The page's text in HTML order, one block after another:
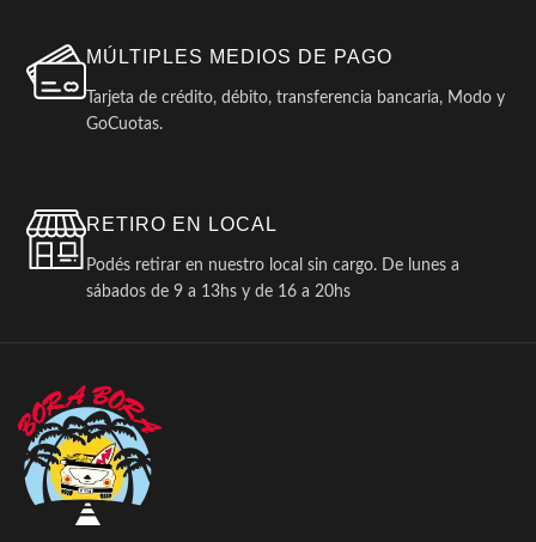
MÚLTIPLES MEDIOS DE PAGO
Tarjeta de crédito, débito, transferencia bancaria, Modo y
GoCuotas.
RETIRO EN LOCAL
Podés retirar en nuestro local sin cargo. De lunes a
sábados de 9 a 13hs y de 16 a 20hs